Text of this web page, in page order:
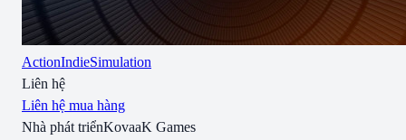
ActionIndieSimulation
Liên hệ
Liên hệ mua hàng
Nhà phát triểnKovaaK Games